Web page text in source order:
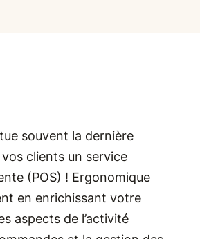
souvent la dernière
clients un service
(POS) ! Ergonomique
en enrichissant votre
aspects de l’activité